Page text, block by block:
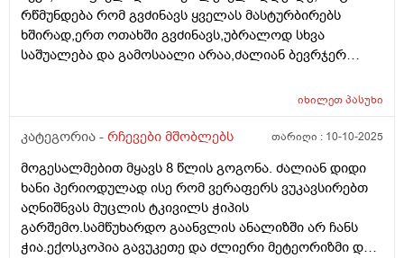
რწმუნდება რომ გვძინავს ყველას მასტურბირებს
ხშირად,ერთ ოთახში გვძინავს,უბრალოდ სხვა
საშუალება და გამოსაალი არაა,ძალიან ბევრჯერ
ყვირილზე გადავედი,არასასიამოვნოა მისი ეს ქცევა..
იხილეთპასუხი
კატეგორია - რჩევები მშობლებს თარიღი : 10-10-2025
მოგესალმებით მყავს 8 წლის გოგონა. ძალიან დიდი
ხანი პერიოდულად ისე რომ ვერაფერს ვუკავსირებთ
აღნიშნვას მუცლის ტკივილს ჭიპის
გარშემო.სამწუხარდო გაანვლის ანალიზში არ ჩანს
ჭია.ექოსკოპია გავუკეთე და ძლიერი მეტეორიზმი და